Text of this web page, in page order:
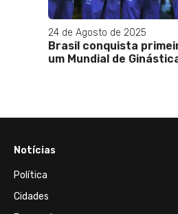
24 de Agosto de 2025
Brasil conquista
um Mundial de
Notícias
Política
Cidades